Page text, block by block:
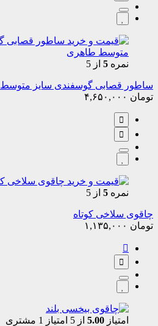
نمره 5 از 5
ساطور قصابی گوسفندی سایز متوسط
تومان
نمره 5 از 5
چاقوی سلاخی کوتاه
تومان
امتیاز 5.00 از 5 امتیاز 1 مشتری